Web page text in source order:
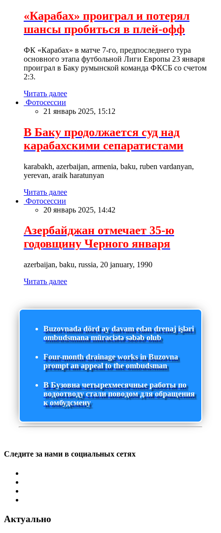
«Карабах» проиграл и потерял
шансы пробиться в плей-офф
ФК «Карабах» в матче 7-го, предпоследнего тура
основного этапа футбольной Лиги Европы 23 января
проиграл в Баку румынской команда ФКСБ со счетом
2:3.
Читать далее
Фотосессии
21 январь 2025, 15:12
В Баку продолжается суд над
карабахскими сепаратистами
karabakh, azerbaijan, armenia, baku, ruben vardanyan,
yerevan, araik haratunyan
Читать далее
Фотосессии
20 январь 2025, 14:42
Азербайджан отмечает 35-ю
годовщину Черного января
azerbaijan, baku, russia, 20 january, 1990
Читать далее
Buzovnada dörd ay davam edən drenaj işləri
ombudsmana müraciətə səbəb olub
Four-month drainage works in Buzovna
prompt an appeal to the ombudsman
В Бузовна четырехмесячные работы по
водоотводу стали поводом для обращения
к омбудсмену
Следите за нами в социальных сетях
Актуально